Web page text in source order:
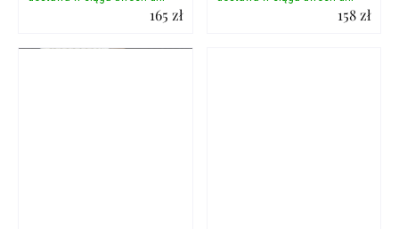
165 zł
Szczegóły
158 zł